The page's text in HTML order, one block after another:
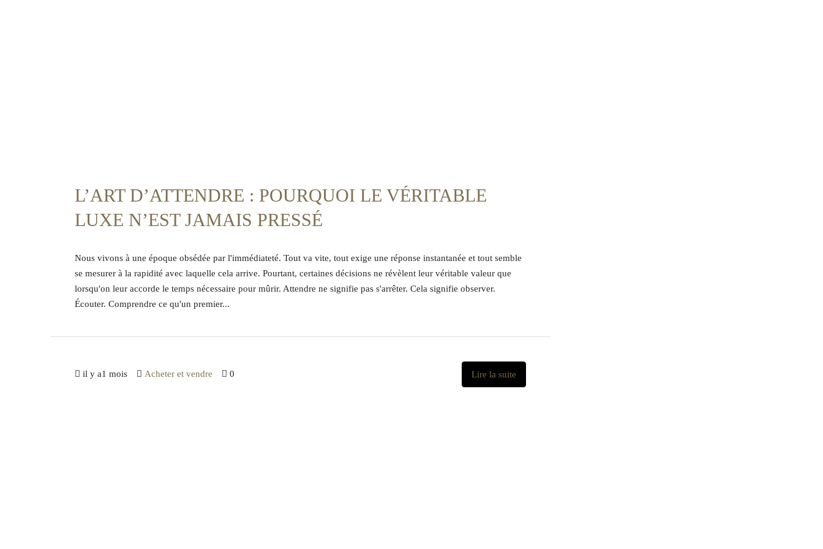
L’ART D’ATTENDRE : POURQUOI LE VÉRITABLE
LUXE N’EST JAMAIS PRESSÉ
Nous vivons à une époque obsédée par l'immédiateté. Tout va vite, tout exige une réponse instantanée et tout semble
se mesurer à la rapidité avec laquelle cela arrive. Pourtant, certaines décisions ne révèlent leur véritable valeur que
lorsqu'on leur accorde le temps nécessaire pour mûrir. Attendre ne signifie pas s'arrêter. Cela signifie observer.
Écouter. Comprendre ce qu'un premier...
il y a1 mois Acheter et vendre 0 Lire la suite